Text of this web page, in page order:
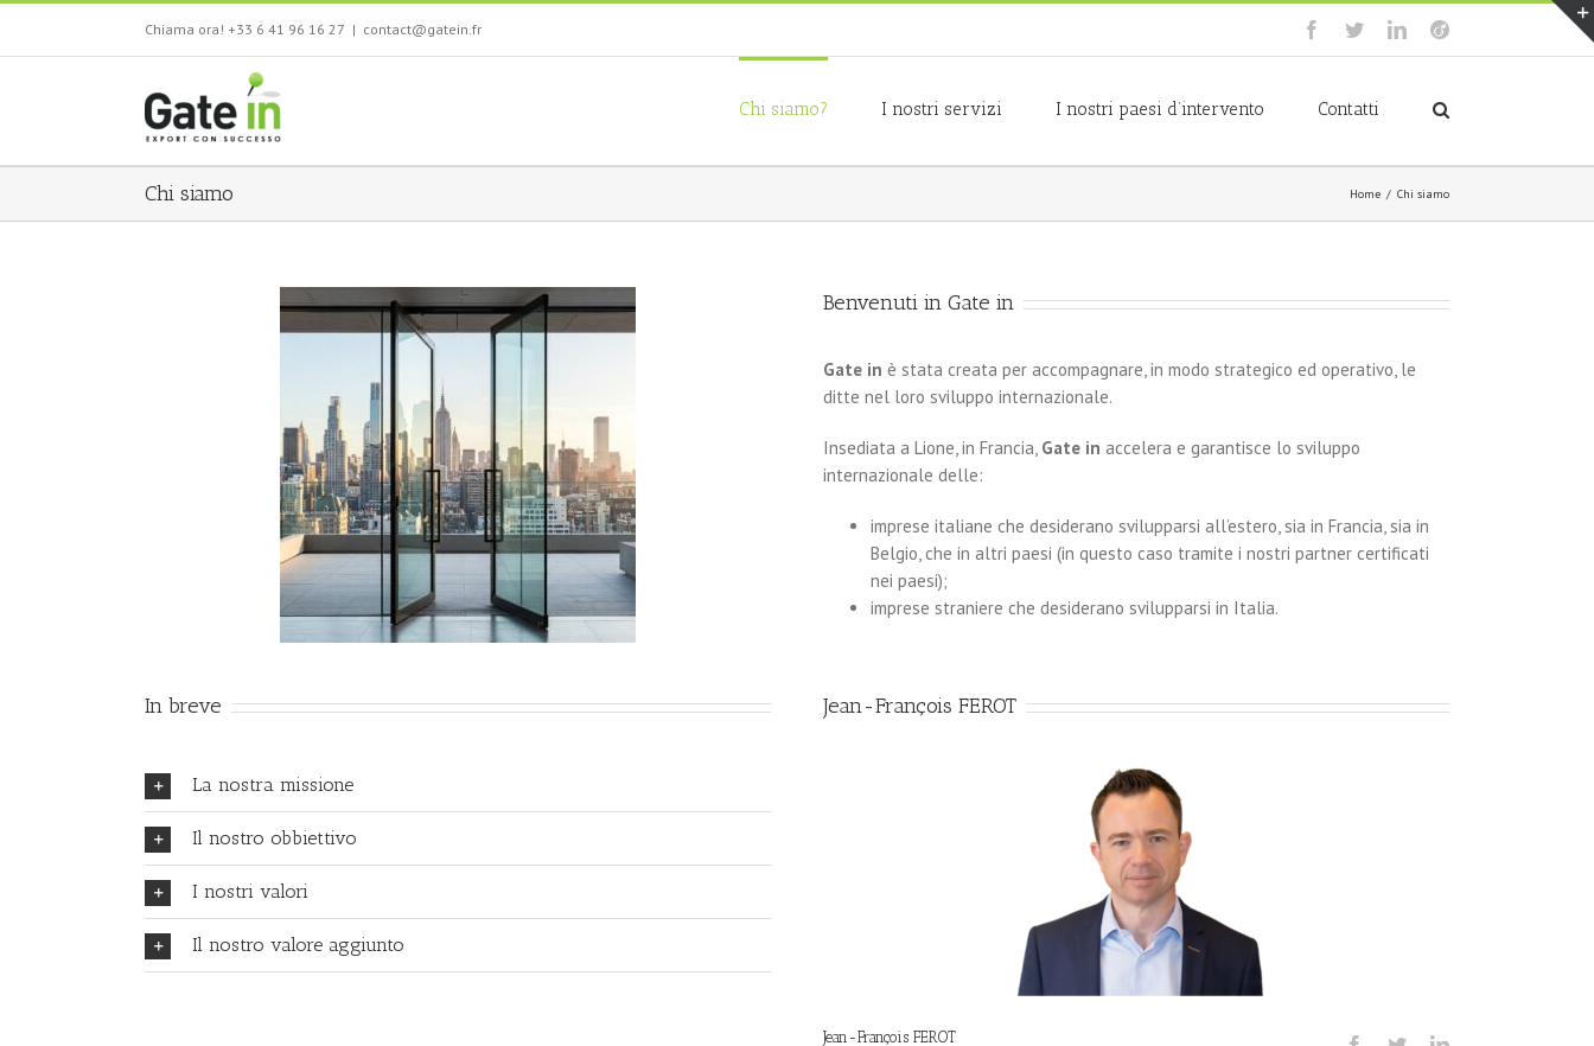
Chiama ora! +33 6 41 96 16 27 | contact@gatein.fr Facebook
TwitterLinkedIn
Viadeo
Chi siamo? I nostri servizi I nostri paesi d’intervento Contatti
Chi siamo Home / Chi siamo
Benvenuti in Gate in
Gate in è stata creata per accompagnare, in modo strategico ed operativo, le
ditte nel loro sviluppo internazionale.
Insediata a Lione, in Francia, Gate in accelera e garantisce lo sviluppo
internazionale delle:
imprese italiane che desiderano svilupparsi all’estero, sia in Francia, sia in
Belgio, che in altri paesi (in questo caso tramite i nostri partner certificati
nei paesi);
imprese straniere che desiderano svilupparsi in Italia.
In breve
La nostra missione
Il nostro obbiettivo
I nostri valori
Il nostro valore aggiunto
Jean-François FEROT
Jean-François FEROT